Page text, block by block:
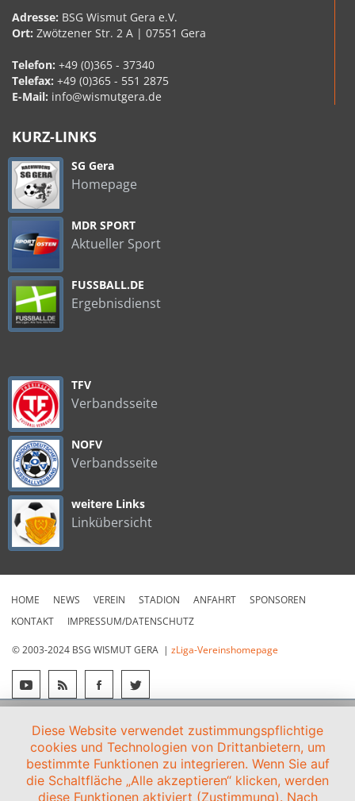
Adresse: BSG Wismut Gera e.V.
Ort: Zwötzener Str. 2 A | 07551 Gera
Telefon: +49 (0)365 - 37340
Telefax: +49 (0)365 - 551 2875
E-Mail: info@wismutgera.de
KURZ-LINKS
SG Gera
Homepage
MDR SPORT
Aktueller Sport
FUSSBALL.DE
Ergebnisdienst
TFV
Verbandsseite
NOFV
Verbandsseite
weitere Links
Linkübersicht
HOME NEWS VEREIN STADION ANFAHRT
SPONSOREN
KONTAKT
IMPRESSUM/DATENSCHUTZ
© 2003-2024 BSG WISMUT GERA | zLiga-Vereinshomepage
Diese Website verwendet zustimmungspflichtige
cookies und Technologien von Drittanbietern, um
bestimmte Funktionen zu integrieren. Wenn Sie auf
die Schaltfläche „Alle akzeptieren“ klicken, werden
diese Funktionen aktiviert (Zustimmung). Nach